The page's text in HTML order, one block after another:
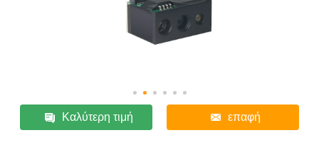
Καλύτερη τιμή επαφή